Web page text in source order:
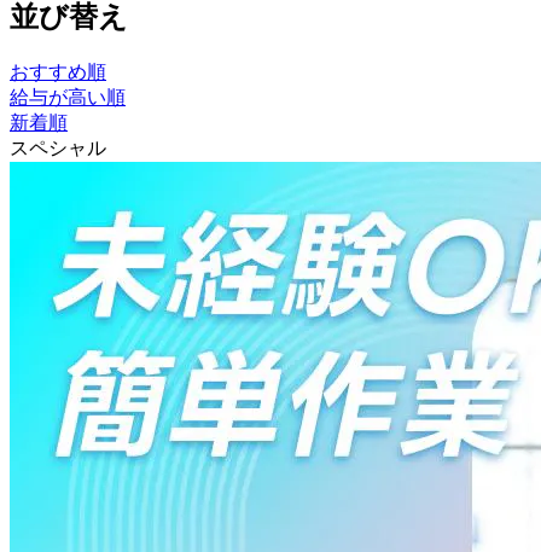
並び替え
おすすめ順
給与が高い順
新着順
スペシャル